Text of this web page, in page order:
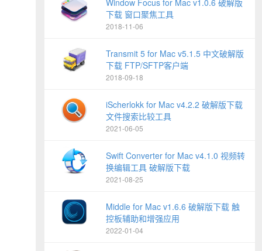
Window Focus for Mac v1.0.6 破解版
下载 窗口聚焦工具
2018-11-06
Transmit 5 for Mac v5.1.5 中文破解版
下载 FTP/SFTP客户端
2018-09-18
iScherlokk for Mac v4.2.2 破解版下载
文件搜索比较工具
2021-06-05
Swift Converter for Mac v4.1.0 视频转
换编辑工具 破解版下载
2021-08-25
Middle for Mac v1.6.6 破解版下载 触
控板辅助和增强应用
2022-01-04